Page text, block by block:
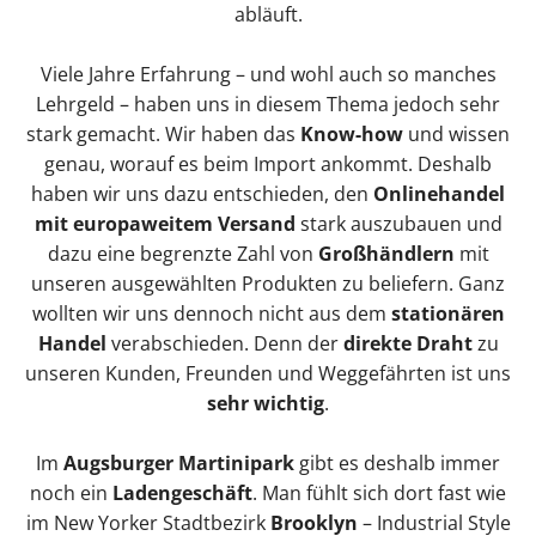
abläuft.
Viele Jahre Erfahrung – und wohl auch so manches
Lehrgeld – haben uns in diesem Thema jedoch sehr
stark gemacht. Wir haben das Know-how und wissen
genau, worauf es beim Import ankommt. Deshalb
haben wir uns dazu entschieden, den Onlinehandel
mit europaweitem Versand stark auszubauen und
dazu eine begrenzte Zahl von Großhändlern mit
unseren ausgewählten Produkten zu beliefern. Ganz
wollten wir uns dennoch nicht aus dem stationären
Handel verabschieden. Denn derdirekte Drahtzu
unseren Kunden, Freunden und Weggefährten ist uns
sehr wichtig.
Im Augsburger Martinipark gibt es deshalb immer
noch ein Ladengeschäft. Man fühlt sich dort fast wie
im New Yorker Stadtbezirk Brooklyn – Industrial Style